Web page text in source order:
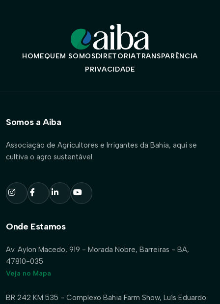
HOMEQUEM SOMOSDIRETORIATRANSPARÊNCIA
PRIVACIDADE
Somos a Aiba
Associação de Agricultores e Irrigantes da Bahia, aqui se
cultiva o agro sustentável.
Onde Estamos
Av. Aylon Macedo, 919 - Morada Nobre, Barreiras - BA,
47810-035
Veja no Mapa
BR 242 KM 535 - Complexo Bahia Farm Show, Luís Eduardo